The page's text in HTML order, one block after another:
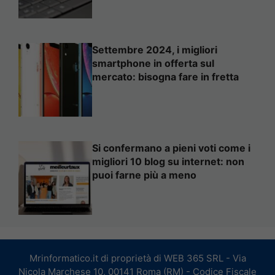
Settembre 2024, i migliori
smartphone in offerta sul
mercato: bisogna fare in fretta
Si confermano a pieni voti come i
migliori 10 blog su internet: non
puoi farne più a meno
Mrinformatico.it di proprietà di WEB 365 SRL - Via
Nicola Marchese 10, 00141 Roma (RM) - Codice Fiscale